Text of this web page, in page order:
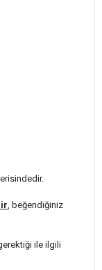
, beğendiğiniz
ile ilgili